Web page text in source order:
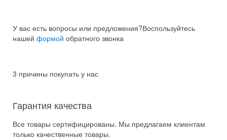
У вас есть вопросы или предложения?Воспользуйтесь
нашей формой обратного звонка
3 причины покупать у нас
Гарантия качества
Все товары сертифицированы. Мы предлагаем клиентам
только качественные товары.